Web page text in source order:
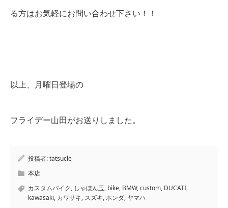
る方はお気軽にお問い合わせ下さい！！
以上、月曜日登場の
フライデー山田がお送りしました。
投稿者:tatsucle
本店
カスタムバイク, しゃぼん玉, bike, BMW,custom, DUCATI,
kawasaki, カワサキ, スズキ,ホンダ, ヤマハ